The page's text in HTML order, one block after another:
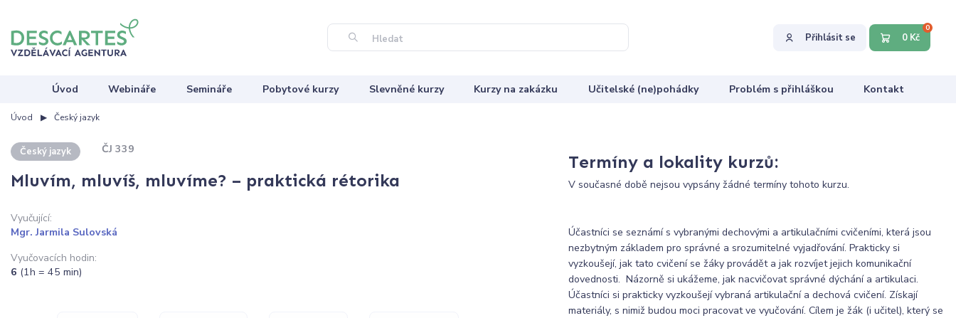
Hledat Přihlásit se 0 Kč
0
Úvod Webináře Semináře Pobytové kurzy Slevněné kurzy Kurzy na zakázku Učitelské (ne)pohádky Problém s přihláškou Kontakt
Úvod Český jazyk
Český jazyk ČJ 339
Mluvím, mluvíš, mluvíme? – praktická rétorika
Vyučující:
Mgr. Jarmila Sulovská
Vyučovacích hodin:
6 (1h = 45 min)
Termíny a lokality kurzů:
V současné době nejsou vypsány žádné termíny tohoto kurzu.
Účastníci se seznámí s vybranými dechovými a artikulačními cvičeními, která jsou
nezbytným základem pro správné a srozumitelné vyjadřování. Prakticky si
vyzkoušejí, jak tato cvičení se žáky provádět a jak rozvíjet jejich komunikační
dovednosti. Názorně si ukážeme, jak nacvičovat správné dýchání a artikulaci.
Účastníci si prakticky vyzkoušejí vybraná artikulační a dechová cvičení. Získají
materiály, s nimiž budou moci pracovat ve vyučování. Cílem je žák (i učitel), který se